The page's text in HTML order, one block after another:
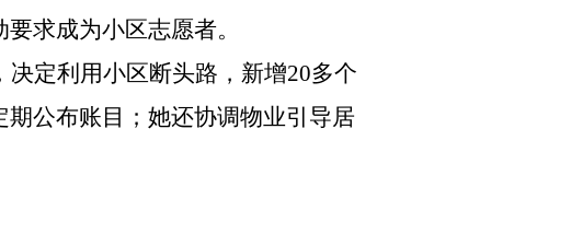
求成为小区志愿者。
定利用小区断头路，新增20多个
公布账目；她还协调物业引导居